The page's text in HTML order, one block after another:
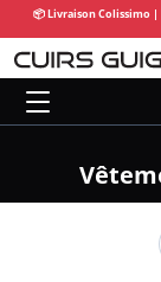
📦 Livraison Colissimo |